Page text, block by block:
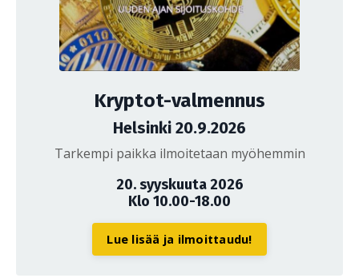
Kryptot-valmennus
Helsinki 20.9.2026
Tarkempi paikka ilmoitetaan myöhemmin
20. syyskuuta 2026
Klo 10.00-18.00
Lue lisää ja ilmoittaudu!